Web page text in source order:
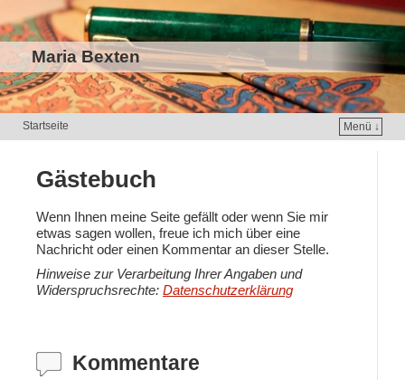
Maria Bexten
Startseite Menü ↓
Gästebuch
Wenn Ihnen meine Seite gefällt oder wenn Sie mir
etwas sagen wollen, freue ich mich über eine
Nachricht oder einen Kommentar an dieser Stelle.
Hinweise zur Verarbeitung Ihrer Angaben und
Widerspruchsrechte: Datenschutzerklärung
Kommentare